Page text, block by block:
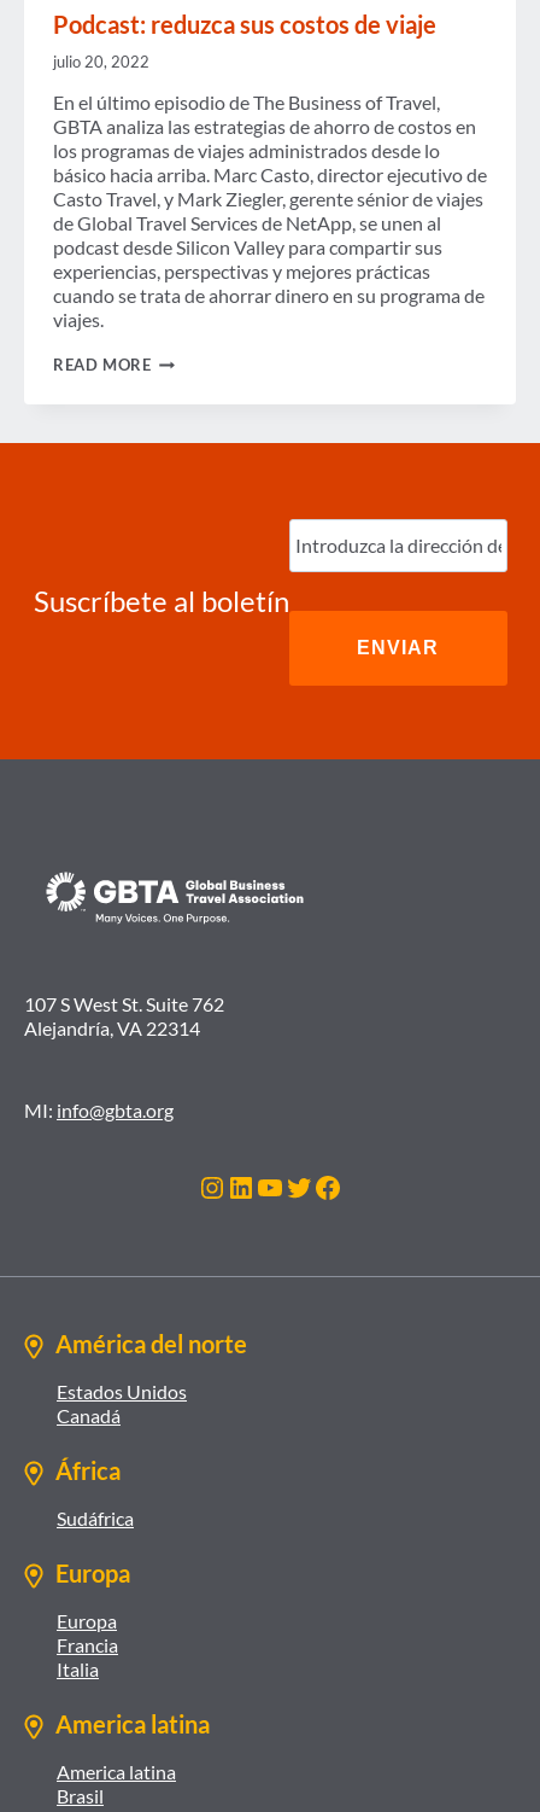
Podcast: reduzca sus costos de viaje
julio 20, 2022
En el último episodio de The Business of Travel,
GBTA analiza las estrategias de ahorro de costos en
los programas de viajes administrados desde lo
básico hacia arriba. Marc Casto, director ejecutivo de
Casto Travel, y Mark Ziegler, gerente sénior de viajes
de Global Travel Services de NetApp, se unen al
podcast desde Silicon Valley para compartir sus
experiencias, perspectivas y mejores prácticas
cuando se trata de ahorrar dinero en su programa de
viajes.
READ MOREPODCAST:
Suscríbete al boletín
Ingrese
correo
electrónico
107 S West St. Suite 762
Alejandría, VA 22314
MI: info@gbta.org
Instagram
LinkedIn
YouTube
Twitter
Facebook
América del norte
Estados Unidos
Canadá
África
Sudáfrica
Europa
Europa
Francia
Italia
America latina
America latina
Brasil